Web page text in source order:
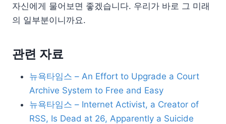
자신에게 물어보면 좋겠습니다. 우리가 바로 그 미래
의 일부분이니까요.
관련 자료
뉴욕타임스 – An Effort to Upgrade a Court
Archive System to Free and Easy
뉴욕타임스 – Internet Activist, a Creator of
RSS, Is Dead at 26, Apparently a Suicide